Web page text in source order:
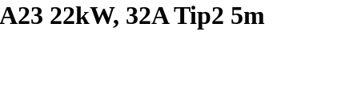
22kW, 32A Tip2 5m